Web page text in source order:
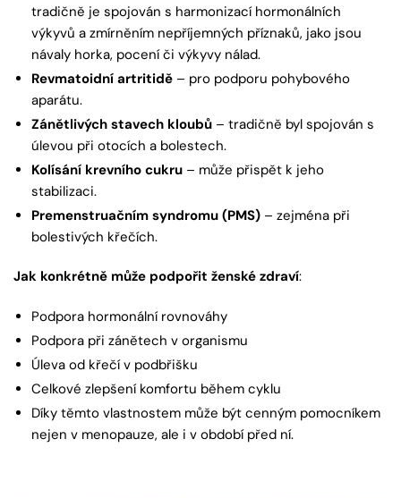
tradičně je spojován s harmonizací hormonálních
výkyvů a zmírněním nepříjemných příznaků, jako jsou
návaly horka, pocení či výkyvy nálad.
Revmatoidní artritidě – pro podporu pohybového
aparátu.
Zánětlivých stavech kloubů – tradičně byl spojován s
úlevou při otocích a bolestech.
Kolísání krevního cukru – může přispět k jeho
stabilizaci.
Premenstruačním syndromu (PMS) – zejména při
bolestivých křečích.
Jak konkrétně může podpořit ženské zdraví:
Podpora hormonální rovnováhy
Podpora při zánětech v organismu
Úleva od křečí v podbřišku
Celkové zlepšení komfortu během cyklu
Díky těmto vlastnostem může být cenným pomocníkem
nejen v menopauze, ale i v období před ní.